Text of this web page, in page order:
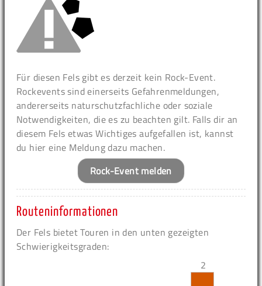
Für diesen Fels gibt es derzeit kein Rock-Event.
Rockevents sind einerseits Gefahrenmeldungen,
andererseits naturschutzfachliche oder soziale
Notwendigkeiten, die es zu beachten gilt. Falls dir an
diesem Fels etwas Wichtiges aufgefallen ist, kannst
du hier eine Meldung dazu machen.
Rock-Event melden
Routeninformationen
Der Fels bietet Touren in den unten gezeigten
Schwierigkeitsgraden:
2